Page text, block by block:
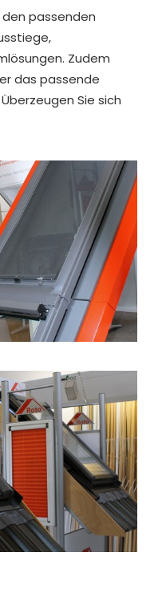
passenden
Zudem
das passende
Sie sich